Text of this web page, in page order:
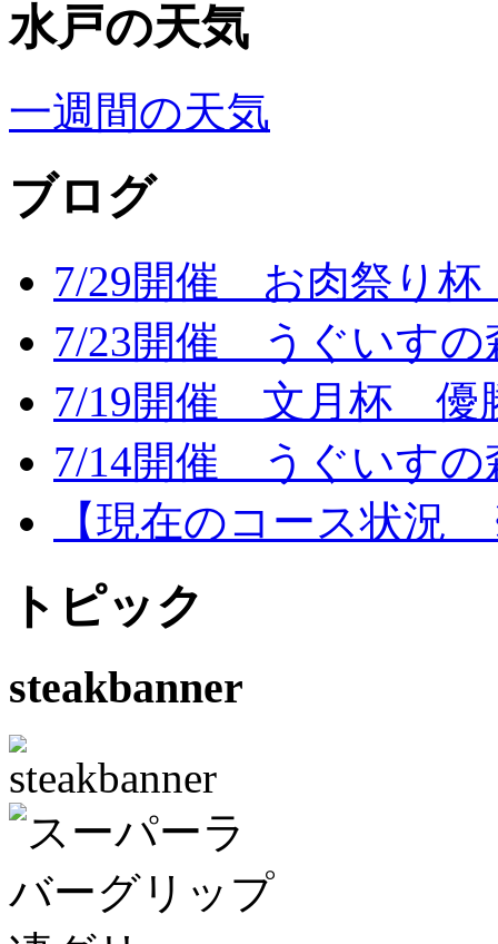
水戸の天気
一週間の天気
ブログ
7/29開催 お肉祭り
7/23開催 うぐいす
7/19開催 文月杯 優
7/14開催 うぐいす
【現在のコース状況
トピック
steakbanner